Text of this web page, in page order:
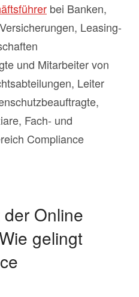
bei Banken,
Leasing-
und Mitarbeiter von
Leiter
Fach- und
Compliance
Online
gelingt